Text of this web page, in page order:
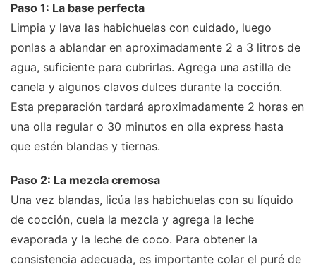
Paso 1: La base perfecta
Limpia y lava las habichuelas con cuidado, luego
ponlas a ablandar en aproximadamente 2 a 3 litros de
agua, suficiente para cubrirlas. Agrega una astilla de
canela y algunos clavos dulces durante la cocción.
Esta preparación tardará aproximadamente 2 horas en
una olla regular o 30 minutos en olla express hasta
que estén blandas y tiernas.
Paso 2: La mezcla cremosa
Una vez blandas, licúa las habichuelas con su líquido
de cocción, cuela la mezcla y agrega la leche
evaporada y la leche de coco. Para obtener la
consistencia adecuada, es importante colar el puré de